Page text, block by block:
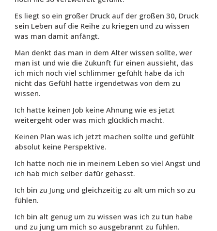
Es liegt so ein großer Druck auf der großen 30, Druck
sein Leben auf die Reihe zu kriegen und zu wissen
was man damit anfängt.
Man denkt das man in dem Alter wissen sollte, wer
man ist und wie die Zukunft für einen aussieht, das
ich mich noch viel schlimmer gefühlt habe da ich
nicht das Gefühl hatte irgendetwas von dem zu
wissen.
Ich hatte keinen Job keine Ahnung wie es jetzt
weitergeht oder was mich glücklich macht.
Keinen Plan was ich jetzt machen sollte und gefühlt
absolut keine Perspektive.
Ich hatte noch nie in meinem Leben so viel Angst und
ich hab mich selber dafür gehasst.
Ich bin zu Jung und gleichzeitig zu alt um mich so zu
fühlen.
Ich bin alt genug um zu wissen was ich zu tun habe
und zu jung um mich so ausgebrannt zu fühlen.